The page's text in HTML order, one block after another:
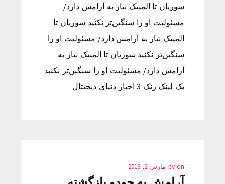
سوریان تا المپیک نیاز به آرامش دارد/
مسئولیت او را سنگین‌تر نکنید سوریان تا
المپیک نیاز به آرامش دارد/ مسئولیت او را
سنگین‌تر نکنید سوریان تا المپیک نیاز به
آرامش دارد/ مسئولیت او را سنگین‌تر نکنید
بک لینک رنک 3 اخبار دنیای دیجیتال
by on مارس 2, 2016